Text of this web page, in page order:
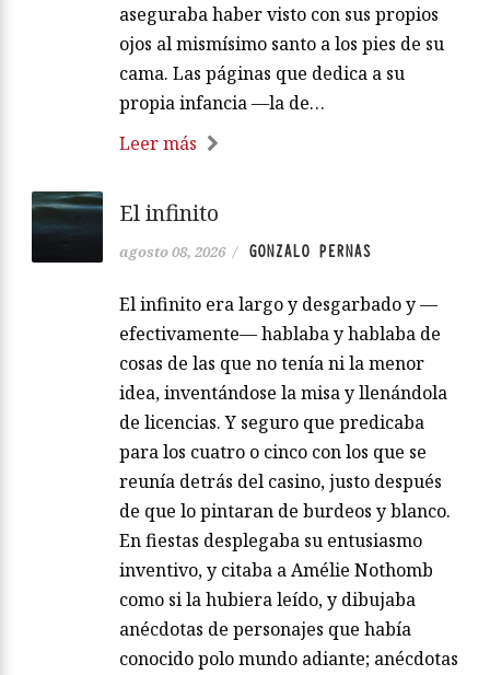
aseguraba haber visto con sus propios
ojos al mismísimo santo a los pies de su
cama. Las páginas que dedica a su
propia infancia —la de…
Leer más
El infinito
agosto 08, 2026 / GONZALO PERNAS
El infinito era largo y desgarbado y —
efectivamente— hablaba y hablaba de
cosas de las que no tenía ni la menor
idea, inventándose la misa y llenándola
de licencias. Y seguro que predicaba
para los cuatro o cinco con los que se
reunía detrás del casino, justo después
de que lo pintaran de burdeos y blanco.
En fiestas desplegaba su entusiasmo
inventivo, y citaba a Amélie Nothomb
como si la hubiera leído, y dibujaba
anécdotas de personajes que había
conocido polo mundo adiante; anécdotas